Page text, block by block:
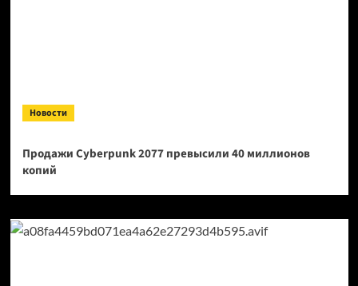
Новости
Продажи Cyberpunk 2077 превысили 40 миллионов
копий